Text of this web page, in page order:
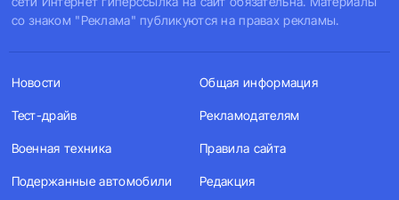
со знаком "Реклама" публикуются на правах рекламы.
Новости
Тест-драйв
Военная техника
Подержанные автомобили
Общая информация
Рекламодателям
Правила сайта
Редакция